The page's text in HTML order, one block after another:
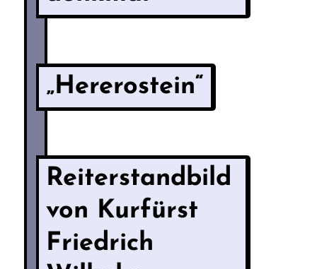
„Hererostein“
Reiterstandbild
von Kurfürst
Friedrich